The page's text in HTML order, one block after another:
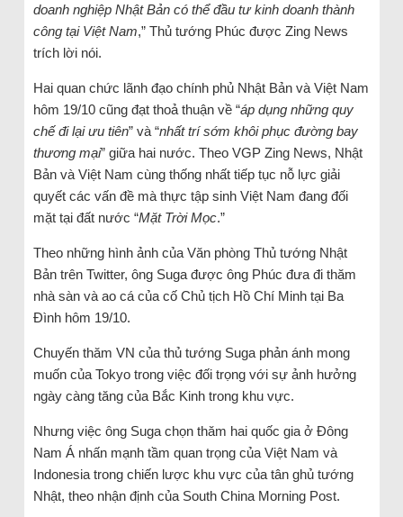
doanh nghiệp Nhật Bản có thể đầu tư kinh doanh thành
công tại Việt Nam,” Thủ tướng Phúc được Zing News
trích lời nói.
Hai quan chức lãnh đạo chính phủ Nhật Bản và Việt Nam
hôm 19/10 cũng đạt thoả thuận về “áp dụng những quy
chế đi lại ưu tiên” và “nhất trí sớm khôi phục đường bay
thương mại” giữa hai nước. Theo VGP Zing News, Nhật
Bản và Việt Nam cùng thống nhất tiếp tục nỗ lực giải
quyết các vấn đề mà thực tập sinh Việt Nam đang đối
mặt tại đất nước “Mặt Trời Mọc.”
Theo những hình ảnh của Văn phòng Thủ tướng Nhật
Bản trên Twitter, ông Suga được ông Phúc đưa đi thăm
nhà sàn và ao cá của cố Chủ tịch Hồ Chí Minh tại Ba
Đình hôm 19/10.
Chuyến thăm VN của thủ tướng Suga phản ánh mong
muốn của Tokyo trong việc đối trọng với sự ảnh hưởng
ngày càng tăng của Bắc Kinh trong khu vực.
Nhưng việc ông Suga chọn thăm hai quốc gia ở Đông
Nam Á nhấn mạnh tầm quan trọng của Việt Nam và
Indonesia trong chiến lược khu vực của tân ghủ tướng
Nhật, theo nhận định của South China Morning Post.